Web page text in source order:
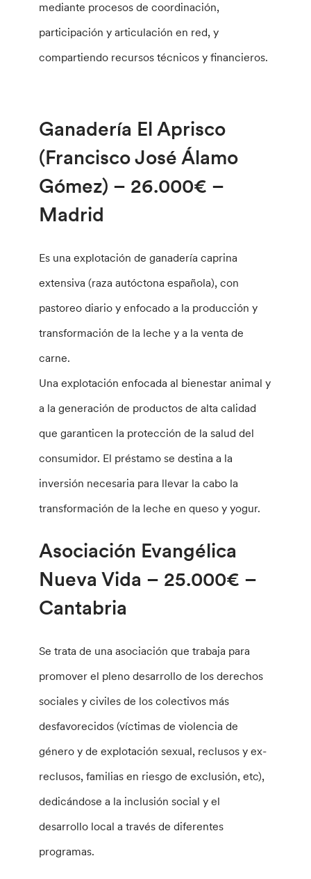
mediante procesos de coordinación,
participación y articulación en red, y
compartiendo recursos técnicos y financieros.
Ganadería El Aprisco
(Francisco José Álamo
Gómez) – 26.000€ –
Madrid
Es una explotación de ganadería caprina
extensiva (raza autóctona española), con
pastoreo diario y enfocado a la producción y
transformación de la leche y a la venta de
carne.
Una explotación enfocada al bienestar animal y
a la generación de productos de alta calidad
que garanticen la protección de la salud del
consumidor. El préstamo se destina a la
inversión necesaria para llevar la cabo la
transformación de la leche en queso y yogur.
Asociación Evangélica
Nueva Vida – 25.000€ –
Cantabria
Se trata de una asociación que trabaja para
promover el pleno desarrollo de los derechos
sociales y civiles de los colectivos más
desfavorecidos (víctimas de violencia de
género y de explotación sexual, reclusos y ex-
reclusos, familias en riesgo de exclusión, etc),
dedicándose a la inclusión social y el
desarrollo local a través de diferentes
programas.